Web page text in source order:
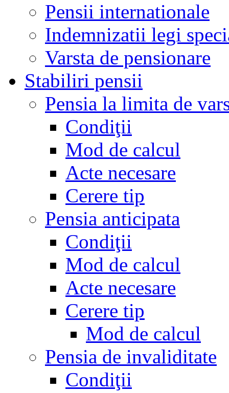
Pensii internationale
Indemnizatii legi
Varsta de pensionare
Stabiliri pensii
Pensia la limita de
Condiţii
Mod de calcul
Acte necesare
Cerere tip
Pensia anticipata
Condiţii
Mod de calcul
Acte necesare
Cerere tip
Mod de calcul
Pensia de invaliditate
Condiţii